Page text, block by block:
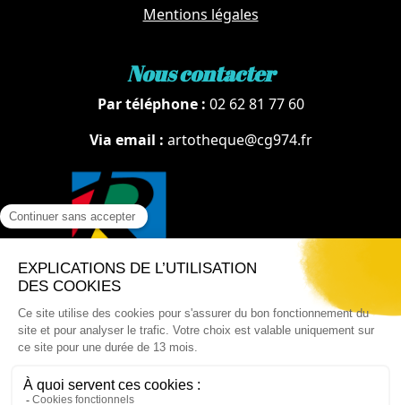
Mentions légales
Nous contacter
Par téléphone : 02 62 81 77 60
Via email : artotheque@cg974.fr